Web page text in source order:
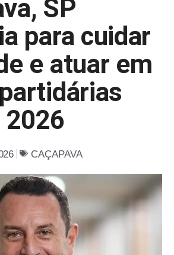
SP
para cuidar
e atuar em
2026
CAÇAPAVA